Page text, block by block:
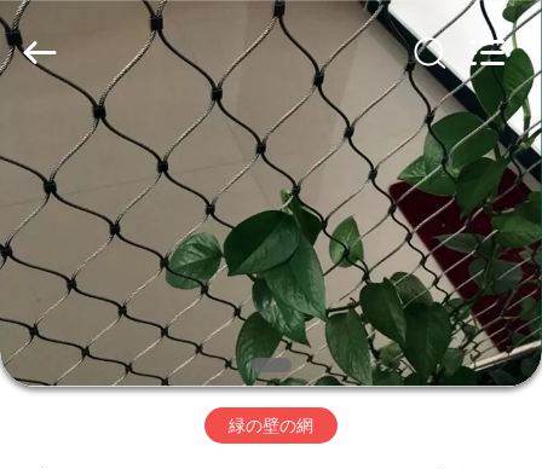
プ
ロ
ダ
ク
網
supplier.
Copyright
©
2018
-
Mesh
Co.,
Rights
Reserved.
緑の壁の網